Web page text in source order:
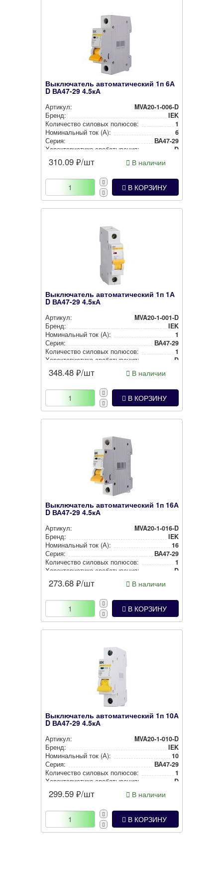
Выключатель автоматический 1п 6А
D ВА47-29 4.5кА
Артикул:
MVA20-1-006-D
Бренд:
IEK
Количество силовых полюсов:
1
Номи­наль­ный ток (А):
6
Серия:
ВА47-29
Харак­те­рис­ти­ка сра­ба­ты­ва­ния:
D
310.09 ₽/шт В наличии
В КОРЗИНУ
Выключатель автоматический 1п 1А
D ВА47-29 4.5кА
Артикул:
MVA20-1-001-D
Бренд:
IEK
Номи­наль­ный ток (А):
1
Серия:
ВА47-29
Количество силовых полюсов:
1
Харак­те­рис­ти­ка сра­ба­ты­ва­ния:
D
348.48 ₽/шт В наличии
В КОРЗИНУ
Выключатель автоматический 1п 16А
D ВА47-29 4.5кА
Артикул:
MVA20-1-016-D
Бренд:
IEK
Номи­наль­ный ток (А):
16
Серия:
ВА47-29
Количество силовых полюсов:
1
Харак­те­рис­ти­ка сра­ба­ты­ва­ния:
D
273.68 ₽/шт В наличии
В КОРЗИНУ
Выключатель автоматический 1п 10А
D ВА47-29 4.5кА
Артикул:
MVA20-1-010-D
Бренд:
IEK
Номи­наль­ный ток (А):
10
Серия:
ВА47-29
Количество силовых полюсов:
1
Харак­те­рис­ти­ка сра­ба­ты­ва­ния:
D
299.59 ₽/шт В наличии
В КОРЗИНУ